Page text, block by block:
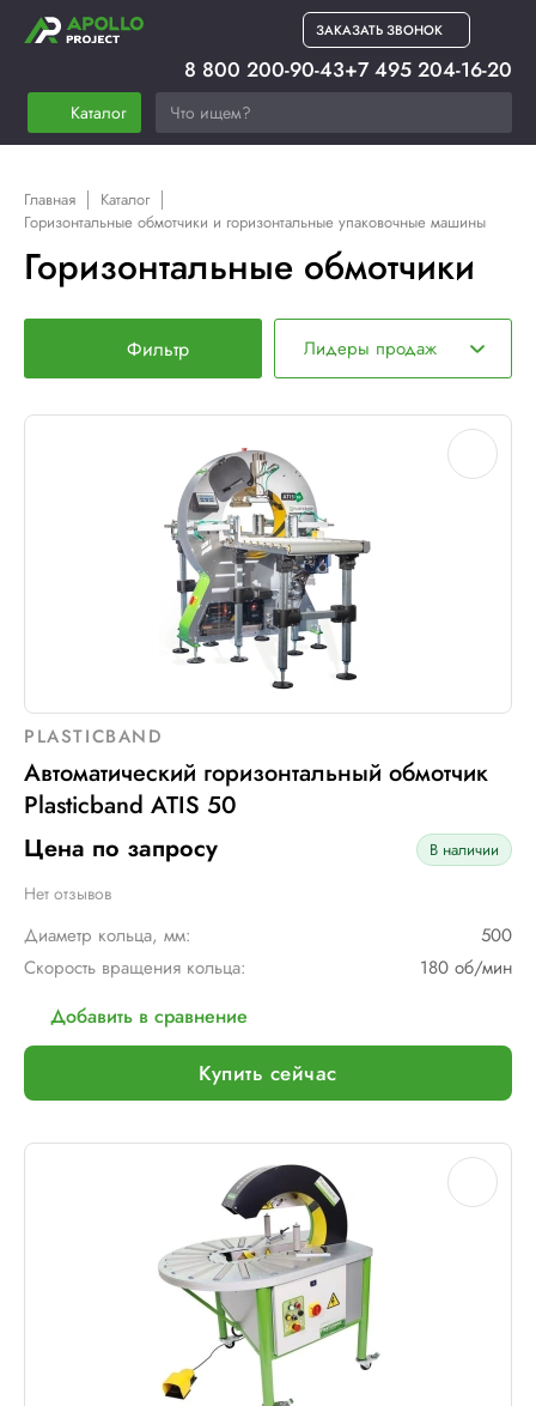
ЗАКАЗАТЬ ЗВОНОК
Каталог
8 800 200-90-43+7 495 204-16-20
Главная
Каталог
Горизонтальные обмотчики и горизонтальные упаковочные машины
Горизонтальные обмотчики
Фильтр Лидеры продаж
PLASTICBAND
Автоматический горизонтальный обмотчик
Plasticband ATIS 50
Цена по запросу
В наличии
Нет отзывов
Диаметр кольца, мм:
500
Скорость вращения кольца:
180 об/мин
Добавить в сравнение
Купить сейчас